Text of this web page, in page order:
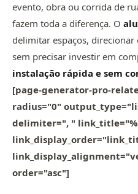
evento, obra ou corrida de
fazem toda a diferença. O
delimitar espaços,
sem precisar investir em
instalação rápida e sem
[page-generator-pro-
radius="0"
delimiter=", "
order="asc"]